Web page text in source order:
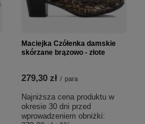
Maciejka Czółenka damskie
skórzane brązowo - złote
279,30 zł / para
Najniższa cena produktu w
okresie 30 dni przed
wprowadzeniem obniżki: